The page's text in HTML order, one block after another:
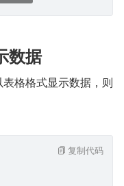
数据
格格式显示数据，则
复制代码